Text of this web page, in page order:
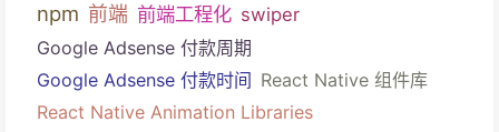
npm 前端 前端工程化 swiper
Google Adsense 付款周期
Google Adsense 付款时间 React Native 组件库
React Native Animation Libraries